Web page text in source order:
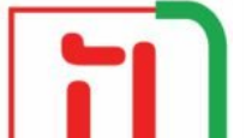
Popular